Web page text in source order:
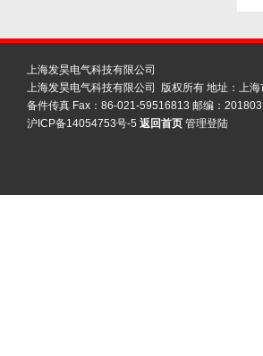
上海发昊电气科技有限公司
上海发昊电气科技有限公司 版权所有 地址：上
备件传真 Fax：86-021-59516813 邮编：
沪ICP备14054753号-5 返回首页 管理登陆